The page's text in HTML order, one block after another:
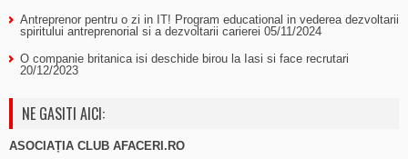
Antreprenor pentru o zi in IT! Program educational in vederea dezvoltarii
spiritului antreprenorial si a dezvoltarii carierei 05/11/2024
O companie britanica isi deschide birou la Iasi si face recrutari
20/12/2023
NE GASITI AICI:
ASOCIAȚIA CLUB AFACERI.RO